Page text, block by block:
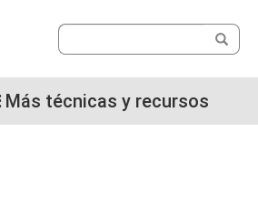
Más técnicas y recursos